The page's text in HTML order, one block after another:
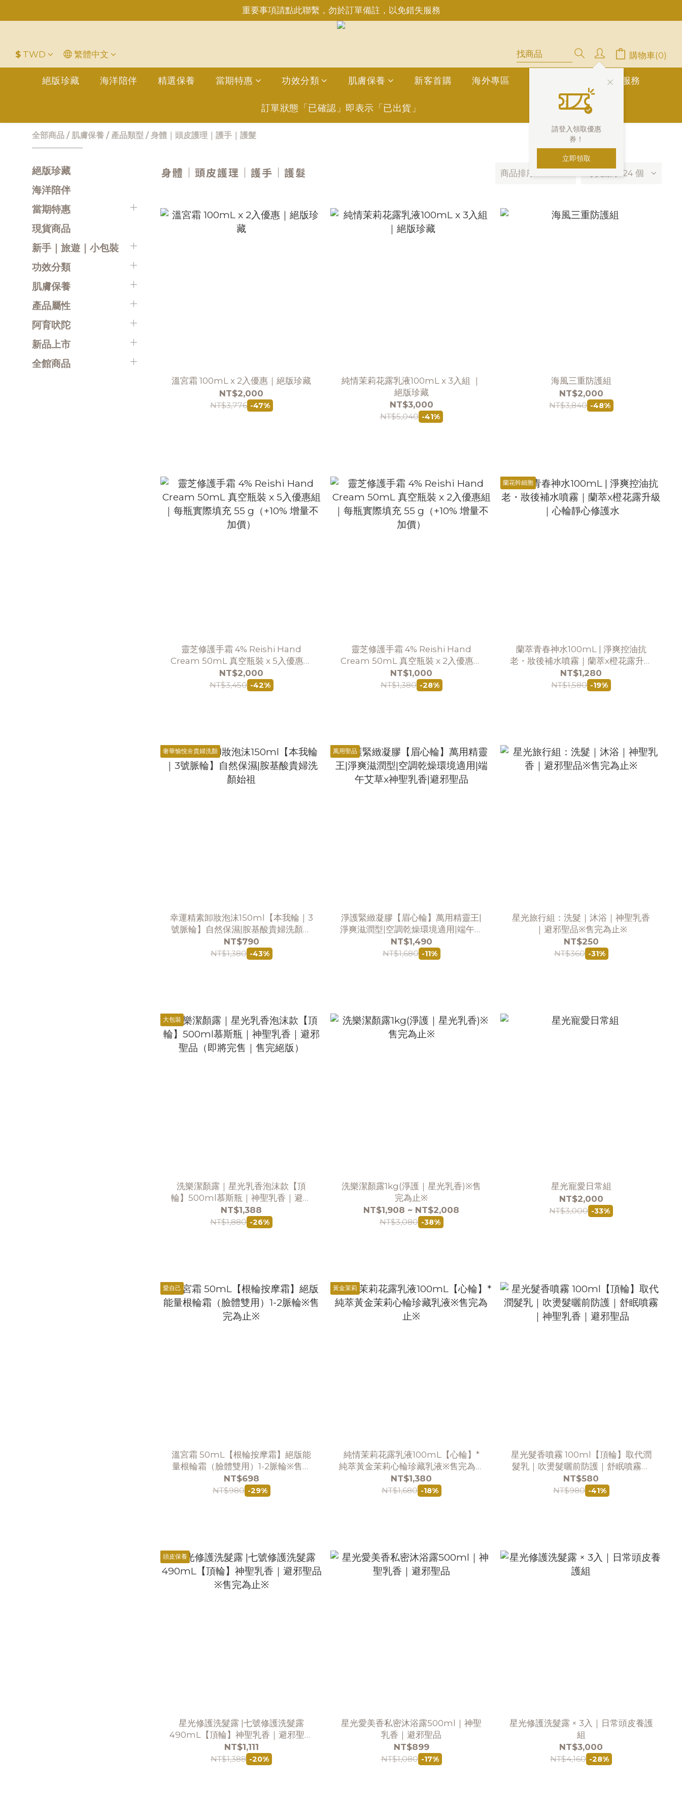
重要事項請點此聯繫，勿於訂單備註，以免錯失服務
重要事項請點此聯繫，勿於訂單備註，以免錯失服務
平日6:50前完成訂購，現貨品當日發貨｜訂單「已確認＝發貨中」
＋LINE好友折價100元✅歡迎LINE：＠aimershine 上班時間內專人回覆(WhatsAPP已停用，請LINE, FB聯繫愛美香)
$ TWD 繁體中文
請登入領取優惠
券！
立即領取
購物車(0)
絕版珍藏 海洋陪伴 精選保養 當期特惠 功效分類 肌膚保養 新客首購 海外專區 1對1真人服務
訂單狀態「已確認」即表示「已出貨」
全部商品 / 肌膚保養 / 產品類型 /身體｜頭皮護理｜護手｜護髮
絕版珍藏
海洋陪伴
當期特惠
現貨商品
新手｜旅遊｜小包裝
功效分類
肌膚保養
產品屬性
阿育吠陀
新品上市
全館商品
身體｜頭皮護理｜護手｜護髮 商品排序 每頁顯示 24 個
溫宮霜 100mL x 2入優惠｜絕版珍藏
NT$2,000
NT$3,776 -47%
純情茉莉花露乳液100mL x 3入組 ｜
絕版珍藏
NT$3,000
NT$5,040 -41%
海風三重防護組
NT$2,000
NT$3,840 -48%
靈芝修護手霜 4% Reishi Hand
Cream 50mL 真空瓶裝 x 5入優惠組
｜每瓶實際填充 55 g（+10% 增量不加
價）
NT$2,000
NT$3,450 -42%
靈芝修護手霜 4% Reishi Hand
Cream 50mL 真空瓶裝 x 2入優惠組
｜每瓶實際填充 55 g（+10% 增量不加
價）
NT$1,000
NT$1,380 -28%
蘭花幹細胞
蘭萃青春神水100mL | 淨爽控油抗
老・妝後補水噴霧｜蘭萃x橙花露升級
｜心輪靜心修護水
NT$1,280
NT$1,580 -19%
奢華愉悅🌼貴婦洗顏
幸運精素卸妝泡沫150ml【本我輪｜3
號脈輪】自然保濕|胺基酸貴婦洗顏始
祖
NT$790
NT$1,380 -43%
萬用聖品
淨護緊緻凝膠【眉心輪】萬用精靈王|
淨爽滋潤型|空調乾燥環境適用|端午艾
草x神聖乳香|避邪聖品
NT$1,490
NT$1,680 -11%
星光旅行組：洗髮｜沐浴｜神聖乳香
｜避邪聖品※售完為止※
NT$250
NT$360 -31%
大包裝
洗樂潔顏露｜星光乳香泡沫款【頂
輪】500ml慕斯瓶｜神聖乳香｜避邪
聖品（即將完售｜售完絕版）
NT$1,388
NT$1,880 -26%
洗樂潔顏露1kg(淨護｜星光乳香)※售
完為止※
NT$1,908 ~ NT$2,008
NT$3,080 -38%
星光寵愛日常組
NT$2,000
NT$3,000 -33%
愛自己
溫宮霜 50mL【根輪按摩霜】絕版能
量根輪霜（臉體雙用）1-2脈輪※售完
為止※
NT$698
NT$980 -29%
黃金茉莉
純情茉莉花露乳液100mL【心輪】*
純萃黃金茉莉心輪珍藏乳液※售完為止
※
NT$1,380
NT$1,680 -18%
星光髮香噴霧 100ml【頂輪】取代潤
髮乳｜吹燙髮曬前防護｜舒眠噴霧｜
神聖乳香｜避邪聖品
NT$580
NT$980 -41%
頭皮保養
星光修護洗髮露 |七號修護洗髮露
490mL【頂輪】神聖乳香｜避邪聖品
※售完為止※
NT$1,111
NT$1,388 -20%
星光愛美香私密沐浴露500ml｜神聖
乳香｜避邪聖品
NT$899
NT$1,080 -17%
星光修護洗髮露 × 3入｜日常頭皮養護
組
NT$3,000
NT$4,160 -28%